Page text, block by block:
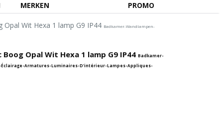
PROMO
MERKEN
Opal Wit Hexa 1 lamp G9 IP44 Badkamer-Wandlampen-
Boog Opal Wit Hexa 1 lamp G9 IP44 Badkamer-
Armatures-Luminaires-D'intérieur-Lampes-Appliques-